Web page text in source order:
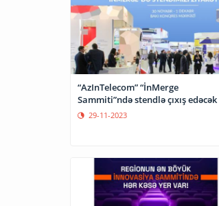
“AzInTelecom” “İnMerge
Sammiti”ndə stendlə çıxış edəcək
29-11-2023